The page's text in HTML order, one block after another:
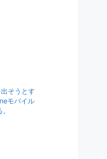
そうとす
モバイル